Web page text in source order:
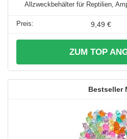
Allzweckbehälter für Reptilien,
9,49 €
ZUM TOP